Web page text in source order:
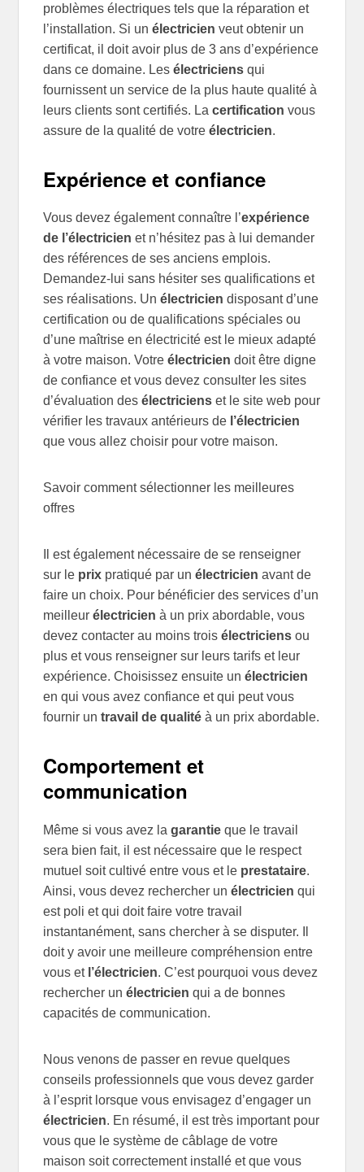
problèmes électriques tels que la réparation et
l’installation. Si unélectricien veut obtenir un
certificat, il doit avoir plus de 3 ans d’expérience
dans ce domaine. Lesélectriciens qui
fournissent un service de la plus haute qualité à
leurs clients sont certifiés. Lacertification vous
assure de la qualité de votreélectricien.
Expérience et confiance
Vous devez également connaître l’expérience
de l’électricien et n’hésitez pas à lui demander
des références de ses anciens emplois.
Demandez-lui sans hésiter ses qualifications et
ses réalisations. Unélectricien disposant d’une
certification ou de qualifications spéciales ou
d’une maîtrise en électricité est le mieux adapté
à votre maison. Votreélectricien doit être digne
de confiance et vous devez consulter les sites
d’évaluation desélectriciens et le site web pour
vérifier les travaux antérieurs de l’électricien
que vous allez choisir pour votre maison.
Savoir comment sélectionner les meilleures
offres
Il est également nécessaire de se renseigner
sur le prix pratiqué par unélectricien avant de
faire un choix. Pour bénéficier des services d’un
meilleurélectricien à un prix abordable, vous
devez contacter au moins troisélectriciens ou
plus et vous renseigner sur leurs tarifs et leur
expérience. Choisissez ensuite unélectricien
en qui vous avez confiance et qui peut vous
fournir un travail de qualitéà un prix abordable.
Comportement et
communication
Même si vous avez lagarantie que le travail
sera bien fait, il est nécessaire que le respect
mutuel soit cultivé entre vous et le prestataire.
Ainsi, vous devez rechercher unélectricien qui
est poli et qui doit faire votre travail
instantanément, sans chercher à se disputer. Il
doit y avoir une meilleure compréhension entre
vous et l’électricien. C’est pourquoi vous devez
rechercher unélectricien qui a de bonnes
capacités de communication.
Nous venons de passer en revue quelques
conseils professionnels que vous devez garder
à l’esprit lorsque vous envisagez d’engager un
électricien. En résumé, il est très important pour
vous que le système de câblage de votre
maison soit correctement installé et que vous